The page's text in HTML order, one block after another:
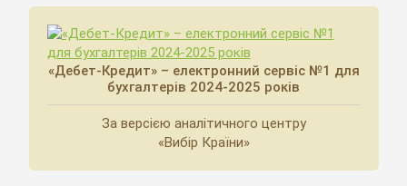
«Дебет-Кредит» – електронний сервіс №1 для
бухгалтерів 2024-2025 років
За версією аналітичного центру
«Вибір Країни»